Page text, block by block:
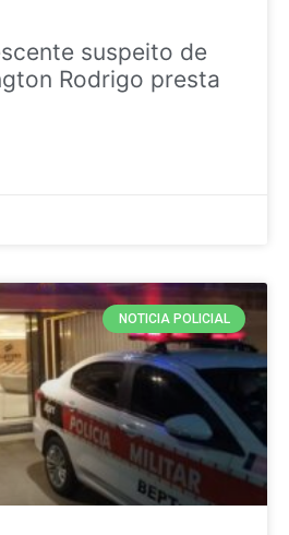
suspeito de
Rodrigo presta
NOTICIA POLICIAL